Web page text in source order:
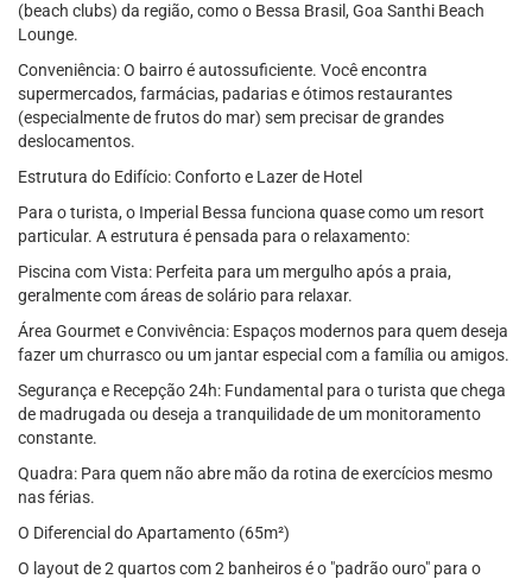
(beach clubs) da região, como o Bessa Brasil, Goa Santhi Beach
Lounge.
Conveniência: O bairro é autossuficiente. Você encontra
supermercados, farmácias, padarias e ótimos restaurantes
(especialmente de frutos do mar) sem precisar de grandes
deslocamentos.
Estrutura do Edifício: Conforto e Lazer de Hotel
Para o turista, o Imperial Bessa funciona quase como um resort
particular. A estrutura é pensada para o relaxamento:
Piscina com Vista: Perfeita para um mergulho após a praia,
geralmente com áreas de solário para relaxar.
Área Gourmet e Convivência: Espaços modernos para quem deseja
fazer um churrasco ou um jantar especial com a família ou amigos.
Segurança e Recepção 24h: Fundamental para o turista que chega
de madrugada ou deseja a tranquilidade de um monitoramento
constante.
Quadra: Para quem não abre mão da rotina de exercícios mesmo
nas férias.
O Diferencial do Apartamento (65m²)
O layout de 2 quartos com 2 banheiros é o "padrão ouro" para o